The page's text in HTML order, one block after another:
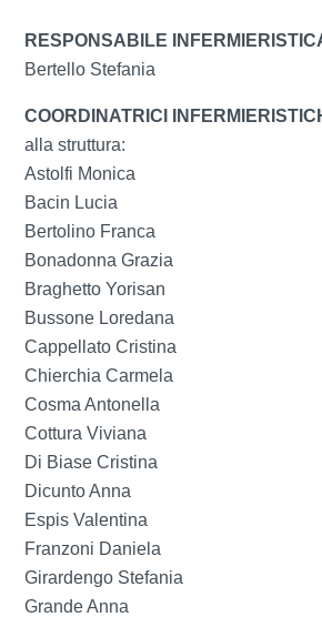
RESPONSABILE
Bertello Stefania
COORDINATRICI
alla struttura:
Astolfi Monica
Bacin Lucia
Bertolino Franca
Bonadonna Grazia
Braghetto Yorisan
Bussone Loredana
Cappellato Cristina
Chierchia Carmela
Cosma Antonella
Cottura Viviana
Di Biase Cristina
Dicunto Anna
Espis Valentina
Franzoni Daniela
Girardengo Stefania
Grande Anna